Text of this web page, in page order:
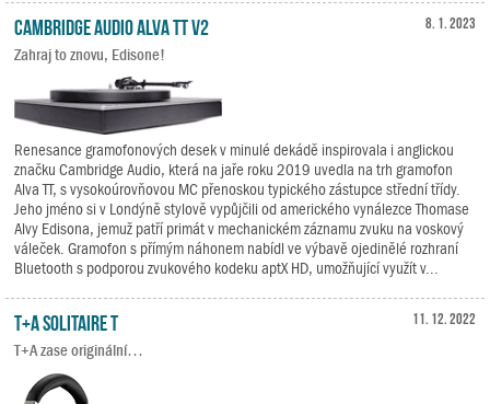
8. 1. 2023
Cambridge Audio Alva TT V2
Zahraj to znovu, Edisone!
Renesance gramofonových desek v minulé dekádě inspirovala i anglickou
značku Cambridge Audio, která na jaře roku 2019 uvedla na trh gramofon
Alva TT, s vysokoúrovňovou MC přenoskou typického zástupce střední třídy.
Jeho jméno si v Londýně stylově vypůjčili od amerického vynálezce Thomase
Alvy Edisona, jemuž patří primát v mechanickém záznamu zvuku na voskový
váleček. Gramofon s přímým náhonem nabídl ve výbavě ojedinělé rozhraní
Bluetooth s podporou zvukového kodeku aptX HD, umožňující využít v...
11. 12. 2022
T+A Solitaire T
T+A zase originální…